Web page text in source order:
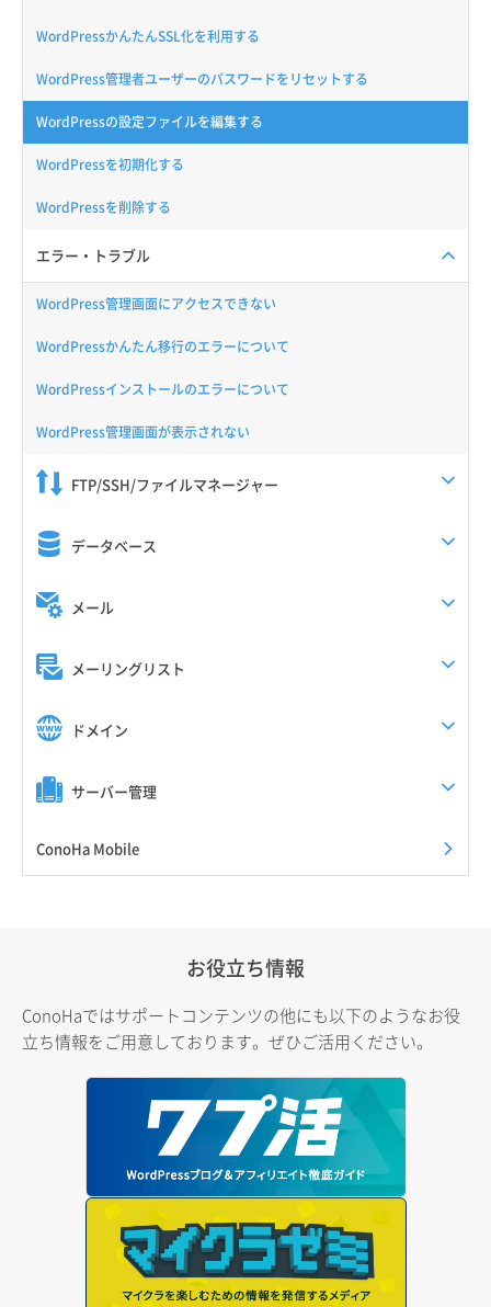
WordPressかんたんSSL化を利用する
WordPress管理者ユーザーのパスワードをリセットする
WordPressの設定ファイルを編集する
WordPressを初期化する
WordPressを削除する
エラー・トラブル
WordPress管理画面にアクセスできない
WordPressかんたん移行のエラーについて
WordPressインストールのエラーについて
WordPress管理画面が表示されない
FTP/SSH/ファイルマネージャー
データベース
メール
メーリングリスト
ドメイン
サーバー管理
ConoHa Mobile
お役立ち情報
ConoHaではサポートコンテンツの他にも以下のようなお役
立ち情報をご用意しております。ぜひご活用ください。